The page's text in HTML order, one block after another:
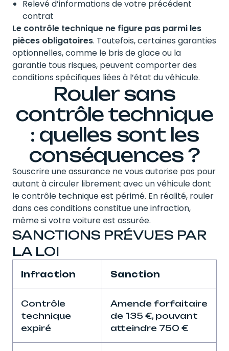
Relevé d’informations de votre précédent
contrat
Le contrôle technique ne figure pas parmi les
pièces obligatoires. Toutefois, certaines garanties
optionnelles, comme le bris de glace ou la
garantie tous risques, peuvent comporter des
conditions spécifiques liées à l’état du véhicule.
Rouler sans
contrôle technique
: quelles sont les
conséquences ?
Souscrire une assurance ne vous autorise pas pour
autant à circuler librement avec un véhicule dont
le contrôle technique est périmé. En réalité, rouler
dans ces conditions constitue une infraction,
même si votre voiture est assurée.
SANCTIONS PRÉVUES PAR
LA LOI
Infraction Sanction
Contrôle
technique
expiré
Amende forfaitaire
de 135 €, pouvant
atteindre 750 €